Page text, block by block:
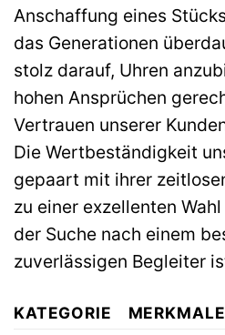
Anschaffung eines
das Generationen
stolz darauf, Uhren
hohen Ansprüchen
Vertrauen unserer
Die Wertbeständigkeit
gepaart mit ihrer
zu einer exzellenten
der Suche nach einem
zuverlässigen Begleiter
KATEGORIE MERKMALE